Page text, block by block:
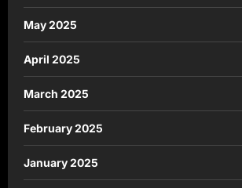
May 2025
April 2025
March 2025
February 2025
January 2025